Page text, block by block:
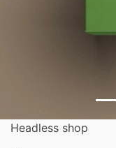
Headless shop